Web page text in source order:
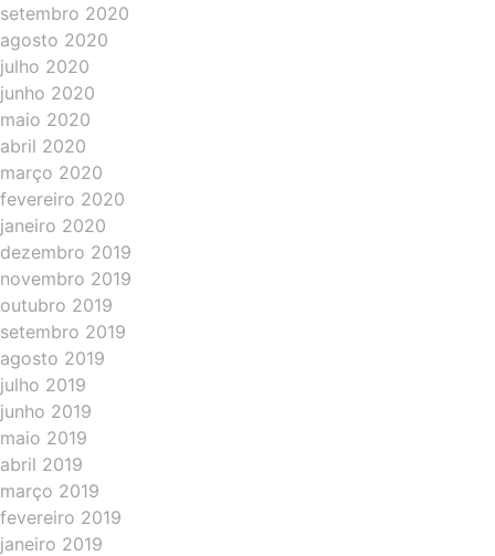
setembro 2020
agosto 2020
julho 2020
junho 2020
maio 2020
abril 2020
março 2020
fevereiro 2020
janeiro 2020
dezembro 2019
novembro 2019
outubro 2019
setembro 2019
agosto 2019
julho 2019
junho 2019
maio 2019
abril 2019
março 2019
fevereiro 2019
janeiro 2019